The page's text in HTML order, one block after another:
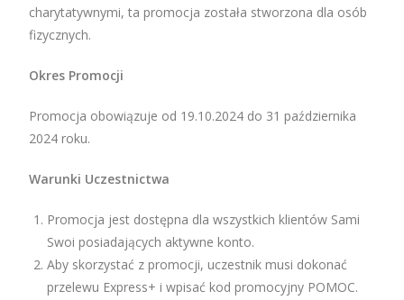
charytatywnymi, ta promocja została stworzona dla osób
fizycznych.
Okres Promocji
Promocja obowiązuje od 19.10.2024 do 31 października
2024 roku.
Warunki Uczestnictwa
Promocja jest dostępna dla wszystkich klientów Sami
Swoi posiadających aktywne konto.
Aby skorzystać z promocji, uczestnik musi dokonać
przelewu Express+ i wpisać kod promocyjny POMOC.